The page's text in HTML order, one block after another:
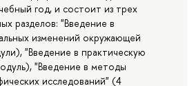
год, и состоит из трех
разделов: "Введение в
изменений окружающей
"Введение в практическую
"Введение в методы
исследований" (4